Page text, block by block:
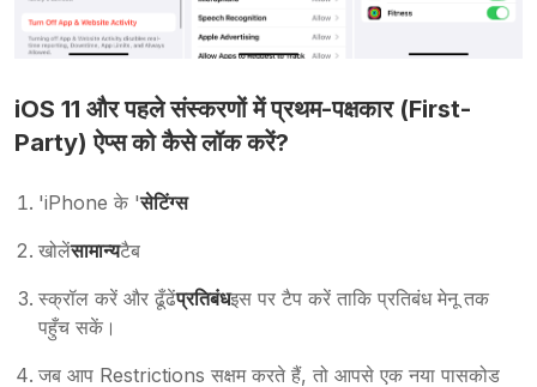
iOS 11 और पहले संस्करणों में प्रथम-पक्षकार (First-
Party) ऐप्स को कैसे लॉक करें?
'iPhone के 'सेटिंग्स
खोलेंसामान्यटैब
स्क्रॉल करें और ढूँढेंप्रतिबंधइस पर टैप करें ताकि प्रतिबंध मेनू तक
पहुँच सकें।
जब आप Restrictions सक्षम करते हैं, तो आपसे एक नया पासकोड